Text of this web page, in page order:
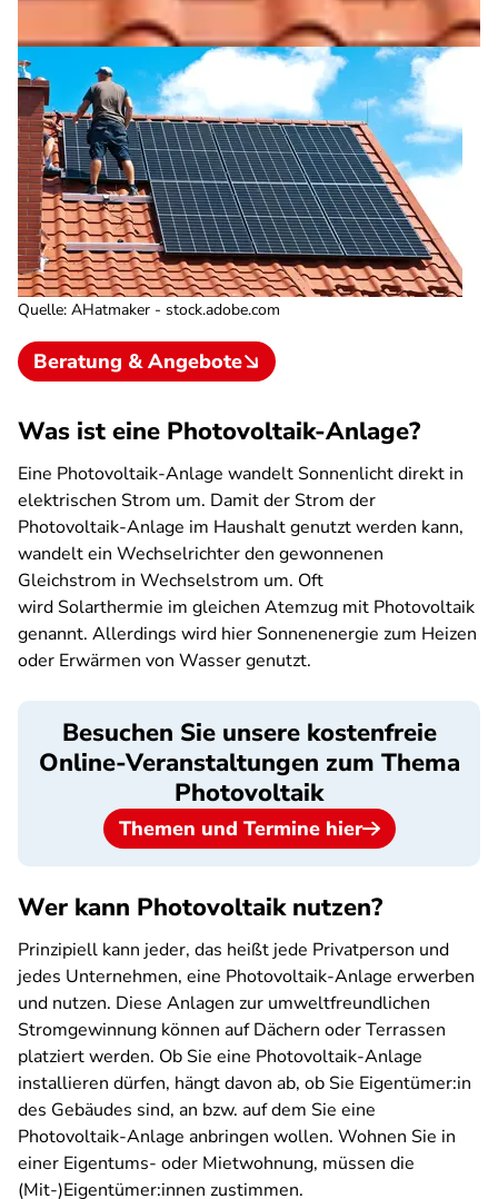
Quelle: AHatmaker - stock.adobe.com
Beratung & Angebote
Was ist eine Photovoltaik-Anlage?
Eine Photovoltaik-Anlage wandelt Sonnenlicht direkt in
elektrischen Strom um. Damit der Strom der
Photovoltaik-Anlage im Haushalt genutzt werden kann,
wandelt ein Wechselrichter den gewonnenen
Gleichstrom in Wechselstrom um. Oft
wird Solarthermie im gleichen Atemzug mit Photovoltaik
genannt. Allerdings wird hier Sonnenenergie zum Heizen
oder Erwärmen von Wasser genutzt.
Besuchen Sie unsere kostenfreie
Online-Veranstaltungen zum Thema
Photovoltaik
Themen und Termine hier
Wer kann Photovoltaik nutzen?
Prinzipiell kann jeder, das heißt jede Privatperson und
jedes Unternehmen, eine Photovoltaik-Anlage erwerben
und nutzen. Diese Anlagen zur umweltfreundlichen
Stromgewinnung können auf Dächern oder Terrassen
platziert werden. Ob Sie eine Photovoltaik-Anlage
installieren dürfen, hängt davon ab, ob Sie Eigentümer:in
des Gebäudes sind, an bzw. auf dem Sie eine
Photovoltaik-Anlage anbringen wollen. Wohnen Sie in
einer Eigentums- oder Mietwohnung, müssen die
(Mit-)Eigentümer:innen zustimmen.